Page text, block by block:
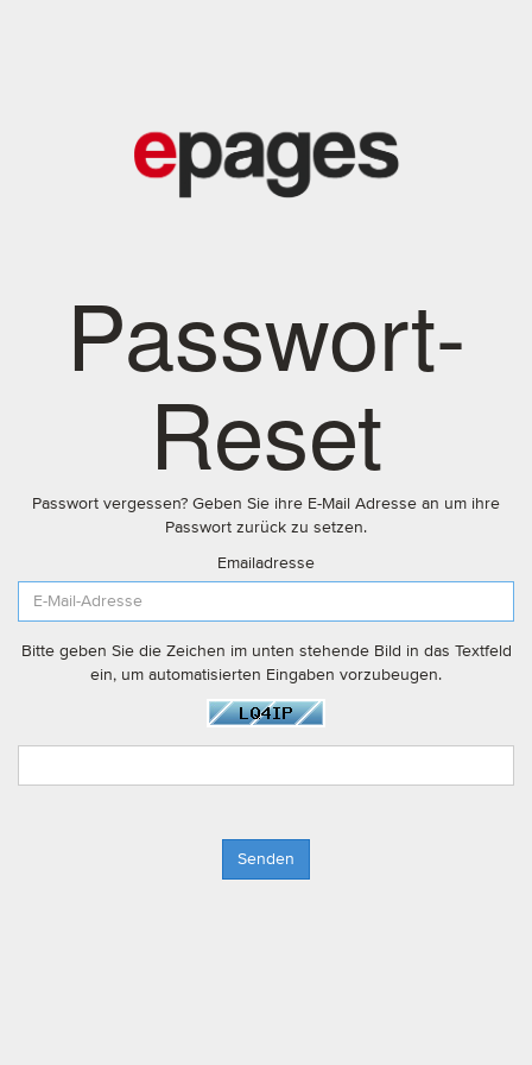
Passwort-
Reset
Passwort vergessen? Geben Sie ihre E-Mail Adresse an um ihre
Passwort zurück zu setzen.
Emailadresse
Bitte geben Sie die Zeichen im unten stehende Bild in das Textfeld
ein, um automatisierten Eingaben vorzubeugen.
Senden